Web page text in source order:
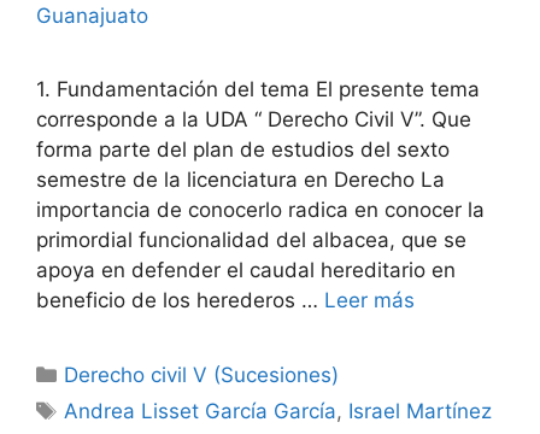
Guanajuato
1. Fundamentación del tema El presente tema
corresponde a la UDA “ Derecho Civil V”. Que
forma parte del plan de estudios del sexto
semestre de la licenciatura en Derecho La
importancia de conocerlo radica en conocer la
primordial funcionalidad del albacea, que se
apoya en defender el caudal hereditario en
beneficio de los herederos … Leer más
Categorías
Derecho civil V (Sucesiones)
Etiquetas
Andrea Lisset García García, Israel Martínez